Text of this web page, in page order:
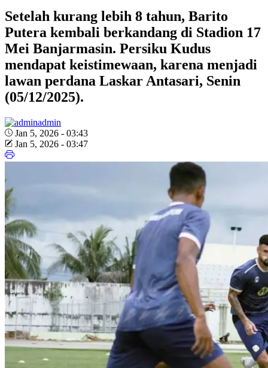
Setelah kurang lebih 8 tahun, Barito
Putera kembali berkandang di Stadion 17
Mei Banjarmasin. Persiku Kudus
mendapat keistimewaan, karena menjadi
lawan perdana Laskar Antasari, Senin
(05/12/2025).
admin
Jan 5, 2026 - 03:43
Jan 5, 2026 - 03:47